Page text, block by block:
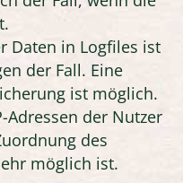
Daten in Logfiles ist
der Fall. Eine
ist möglich.
Adressen der Nutzer
des
möglich ist.